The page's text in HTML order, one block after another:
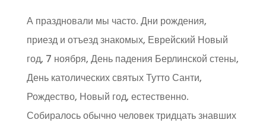
А праздновали мы часто. Дни рождения,
приезд и отъезд знакомых, Еврейский Новый
год, 7 ноября, День падения Берлинской стены,
День католических святых Тутто Санти,
Рождество, Новый год, естественно.
Собиралось обычно человек тридцать знавших